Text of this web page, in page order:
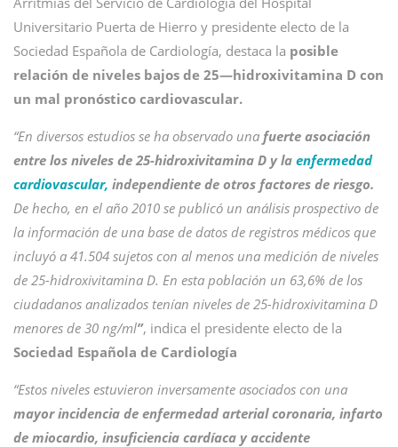
Universitario Puerta de Hierro y presidente electo de la
Sociedad Española de Cardiología, destaca la posible
relación de niveles bajos de 25—hidroxivitamina D con
un mal pronóstico cardiovascular.
“En diversos estudios se ha observado una fuerte asociación
entre los niveles de 25-hidroxivitamina D y la enfermedad
cardiovascular, independiente de otros factores de riesgo.
De hecho, en el año 2010 se publicó un análisis prospectivo de
la información de una base de datos de registros médicos que
incluyó a 41.504 sujetos con al menos una medición de niveles
de 25-hidroxivitamina D. En esta población un 63,6% de los
ciudadanos analizados tenían niveles de 25-hidroxivitamina D
menores de 30 ng/ml”, indica el presidente electo de la
Sociedad Española de Cardiología
“Estos niveles estuvieron inversamente asociados con una
mayor incidencia de enfermedad arterial coronaria, infarto
de miocardio, insuficiencia cardíaca y accidente